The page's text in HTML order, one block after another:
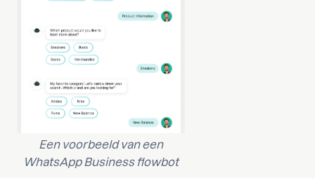
Een voorbeeld van een
WhatsApp Business flowbot